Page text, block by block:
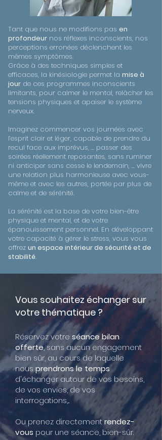
Tant que nous ne modifions pas en
profondeur nos réflexes inconscients, nos
perceptions erronées déclenchent les
mêmes symptômes.
Grâce à des techniques simples et
efficaces, la kinésiologie permet la mise à
jour de ces programmes inconscients
limitants, pour calmer le mental, relâcher les
tensions physiques et apaiser le système
nerveux.
Imaginez commencer vos journées avec
l’esprit clair et léger, capable de prendre du
recul face aux imprévus, … passer des
soirées réellement reposantes, sans ruminer
ni anticiper sans cesse le lendemain, … vivre
une relation plus harmonieuse avec vous-
même et avec les autres, portée par plus de
calme et de sérénité.
La sérénité est la base de votre bien-être
physique et mental, et de votre
épanouissement personnel. En développant
votre capacité à gérer le stress, vous vous
offrez un espace intérieur de sécurité et de
stabilité.
Vous souhaitez échanger sur
votre thématique ?
Réservez votre séance bilan
offerte, sans aucun engagement
bien sûr, au cours de laquelle
nousprendrons le temps
d'échanger autour de vos besoins,
de vos envies, de vos
interrogations,...
Ou prenez directementrendez-
vous pour une séance, bien-sûr.